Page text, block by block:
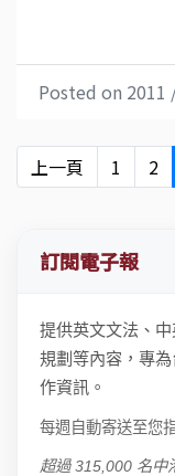
Posted on 2011
上一頁 1 2
訂閱電子報
提供英文文法、
規劃等內容，專
作資訊。
每週自動寄送至您
超過 315,000 名中